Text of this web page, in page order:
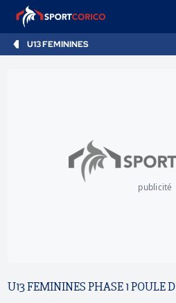
U13 FEMININES
publicité
U13 FEMININES PHASE 1 POULE D